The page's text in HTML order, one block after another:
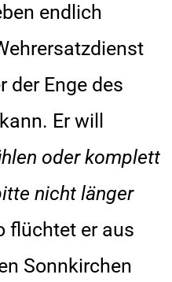
endlich
der Enge des
Er will
oder komplett
nicht länger
flüchtet er aus
Sonnkirchen